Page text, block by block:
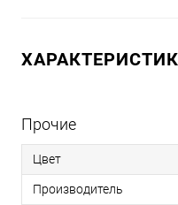
Прочие
Цвет
Производитель